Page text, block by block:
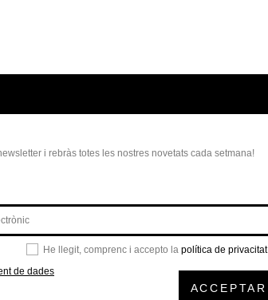
i rebràs totes les nostres novetats cada setmana!
He llegit, comprenc i accepto la política de privacitat
de dades
ACCEPTAR